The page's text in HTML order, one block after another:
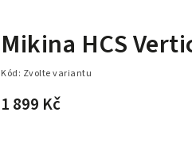
Mikina HCS
Kód: Zvolte variantu
1 899 Kč